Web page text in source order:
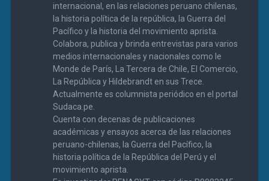
internacional, en las relaciones peruano chilenas,
la historia política de la república, la Guerra del
Pacífico y la historia del movimiento aprista.
Colabora, publica y brinda entrevistas para varios
medios internacionales y nacionales como le
Monde de París, La Tercera de Chile, El Comercio,
La República y Hildebrandt en sus Trece.
Actualmente es columnista periódico en el portal
Sudaca.pe.
Cuenta con decenas de publicaciones
académicas y ensayos acerca de las relaciones
peruano-chilenas, la Guerra del Pacífico, la
historia política de la República del Perú y el
movimiento aprista.